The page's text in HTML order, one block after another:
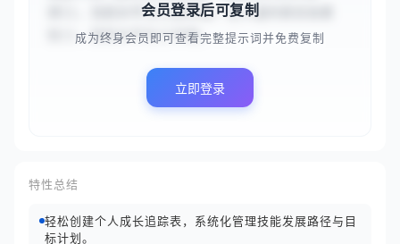
讲}}，当前水平为{{初学者，在小组内发言会紧
张}}，目标水平为{{中级，...
会员登录后可复制
成为终身会员即可查看完整提示词并免费复制
立即登录
特性总结
轻松创建个人成长追踪表，系统化管理技能发展路径与目
标计划。